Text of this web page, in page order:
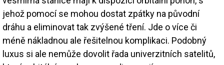
jehož pomocí se mohou dostat zpátky na původní
dráhu a eliminovat tak zvýšené tření. Jde o více či
méně nákladnou ale řešitelnou komplikaci. Podobný
luxus si ale nemůže dovolit řada univerzitních satelitů,